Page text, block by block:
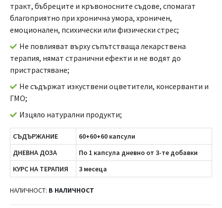
тракт, бъбреците и кръвоносните съдове, спомагат
благоприятно при хронична умора, хроничен,
емоционален, психически или физически стрес;
Не повлияват върху съпътстваща лекарствена
терапия, нямат странични ефекти и не водят до
пристрастяване;
Не съдържат изкуствени оцветители, консерванти и
ГМО;
Изцяло натурални продукти;
СЪДЪРЖАНИЕ
60+60+60 капсули
ДНЕВНА ДОЗА
По 1 капсула дневно от 3-те добавки
КУРС НА ТЕРАПИЯ
3 месеца
НАЛИЧНОСТ: В НАЛИЧНОСТ